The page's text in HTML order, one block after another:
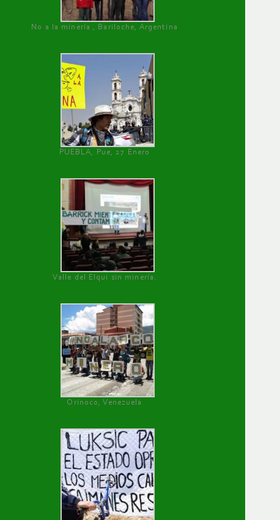
No a la minería , Bariloche, Argentina
PUEBLA, Pue, 27 Enero
Valle del Elqui sin minería.
Orinoco, Venezuela